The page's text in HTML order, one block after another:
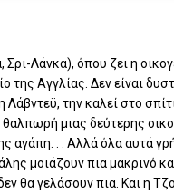
Λάνκα), όπου ζει η
Αγγλίας. Δεν είναι
την καλεί στο
μιας δεύτερης
αγάπη. . . Αλλά όλα αυτά
μοιάζουν πια μακρινό
θα γελάσουν πια. Και η